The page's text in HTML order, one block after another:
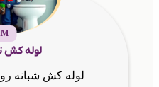
لوله کش تهرانپارس
لوله کش شبانه